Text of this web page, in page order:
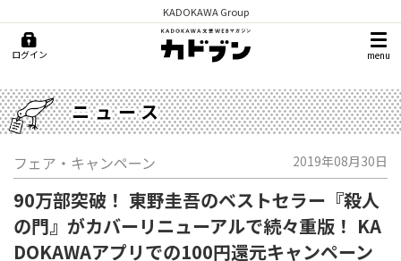
KADOKAWA Group
ログイン menu
ニュース
フェア・キャンペーン 2019年08月30日
90万部突破！ 東野圭吾のベストセラー『殺人
の門』がカバーリニューアルで続々重版！ KA
DOKAWAアプリでの100円還元キャンペーン